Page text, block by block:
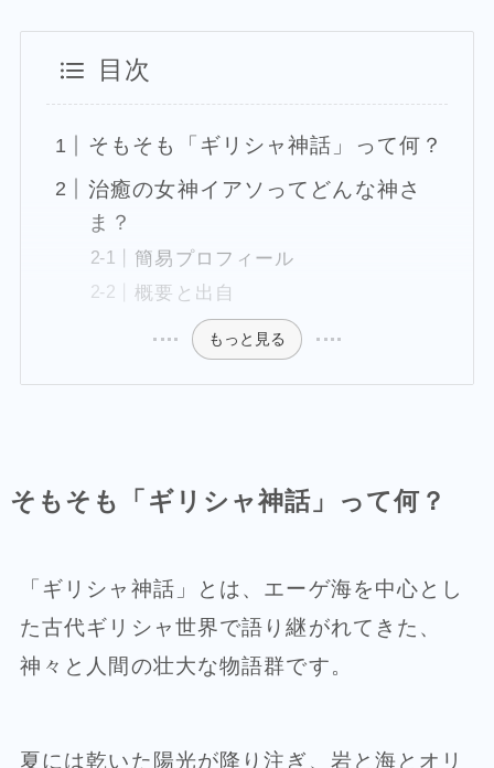
目次
そもそも「ギリシャ神話」って何？
治癒の女神イアソってどんな神さ
ま？
簡易プロフィール
概要と出自
もっと見る
そもそも「ギリシャ神話」って何？
「ギリシャ神話」とは、エーゲ海を中心とし
た古代ギリシャ世界で語り継がれてきた、
神々と人間の壮大な物語群です。
夏には乾いた陽光が降り注ぎ、岩と海とオリ